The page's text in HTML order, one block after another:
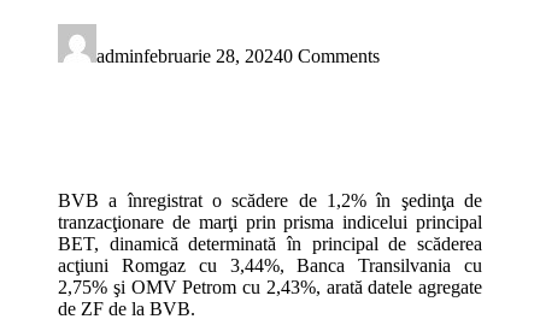
adminfebruarie 28, 20240 Comments
BVB a înregistrat o scădere de 1,2% în şedinţa de
tranzacţionare de marţi prin prisma indicelui principal
BET, dinamică determinată în principal de scăderea
acţiuni Romgaz cu 3,44%, Banca Transilvania cu
2,75% şi OMV Petrom cu 2,43%, arată datele agregate
de ZF de la BVB.